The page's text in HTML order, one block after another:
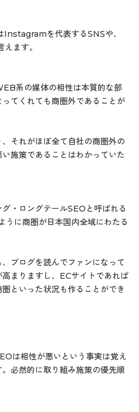
Instagramを代表するSNSや、
ます。
系の媒体の相性は本質的な部
てくれても商圏外であることが
それがほぼ全て自社の商圏外の
施策であることはわかっていた
・ロングテールSEOと呼ばれる
うに商圏が日本国内全域にわたる
ブログを読んでファンになって
まりますし、ECサイトであれば
といった状況も作ることができ
は相性が悪いという事実は覚え
必然的に取り組み施策の優先順